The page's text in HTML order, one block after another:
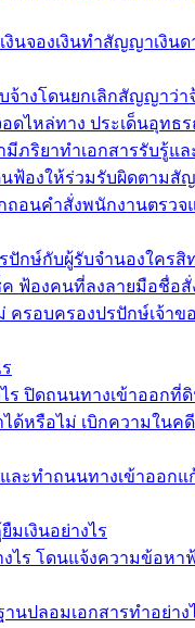
นจองเงินทำสัญญาเงิ
จ้างโดนยกเลิกสัญญาว่
ดไหล่ทาง ประเด็นอุท
ภริยาทำเอกสารรับรู้แ
องให้ร่วมรับผิดตามสั
อนคำสั่งพนักงานตรว
กษ์กับผู้รับจำนองใคร
ฟ้องคนที่ลงลายมือชื่อ
รอบครองปรปักษ์เจ้า
ปิดถนนทางเข้าออกที่
หรือไม่ เบิกความใน
ละทำถนนทางเข้าออ
มเงินอย่างไร
ร โดนแจ้งความข้อหา
ปลอมเอกสารทำอย่า